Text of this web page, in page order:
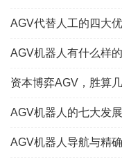
AGV代替人工的四大
AGV机器人有什么样
资本博弈AGV，胜算
AGV机器人的七大发
AGV机器人导航与精确